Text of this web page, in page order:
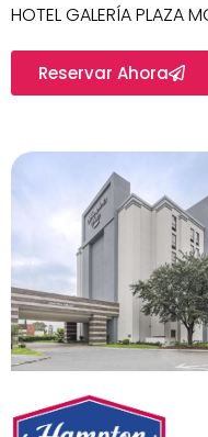
HOTEL GALERÍA PLAZA
Reservar Ahora